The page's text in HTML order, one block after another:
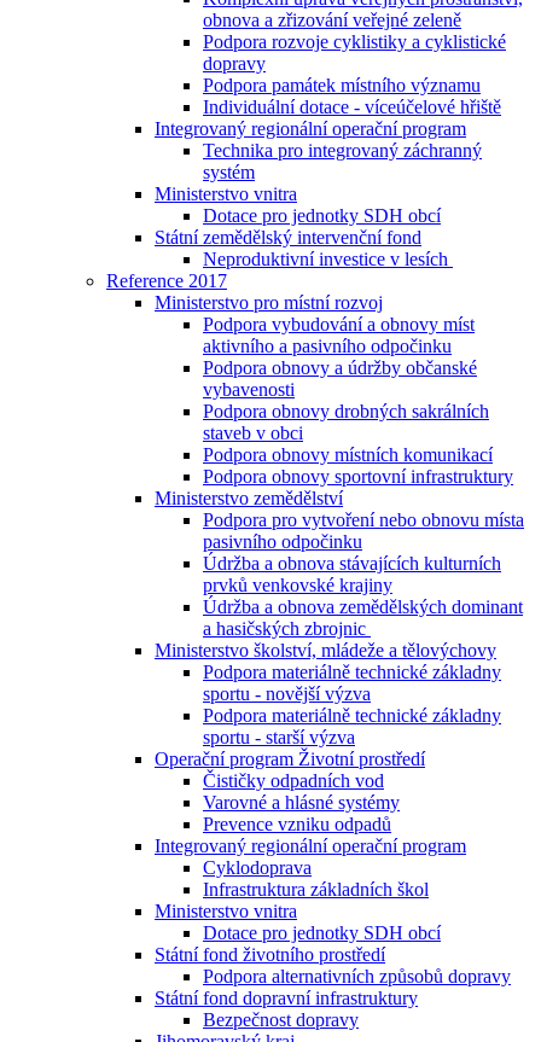
obnova a zřizování veřejné zeleně
Podpora rozvoje cyklistiky a cyklistické
dopravy
Podpora památek místního významu
Individuální dotace - víceúčelové hřiště
Integrovaný regionální operační program
Technika pro integrovaný záchranný
systém
Ministerstvo vnitra
Dotace pro jednotky SDH obcí
Státní zemědělský intervenční fond
Neproduktivní investice v lesích
Reference 2017
Ministerstvo pro místní rozvoj
Podpora vybudování a obnovy míst
aktivního a pasivního odpočinku
Podpora obnovy a údržby občanské
vybavenosti
Podpora obnovy drobných sakrálních
staveb v obci
Podpora obnovy místních komunikací
Podpora obnovy sportovní infrastruktury
Ministerstvo zemědělství
Podpora pro vytvoření nebo obnovu místa
pasivního odpočinku
Údržba a obnova stávajících kulturních
prvků venkovské krajiny
Údržba a obnova zemědělských dominant
a hasičských zbrojnic
Ministerstvo školství, mládeže a tělovýchovy
Podpora materiálně technické základny
sportu - novější výzva
Podpora materiálně technické základny
sportu - starší výzva
Operační program Životní prostředí
Čističky odpadních vod
Varovné a hlásné systémy
Prevence vzniku odpadů
Integrovaný regionální operační program
Cyklodoprava
Infrastruktura základních škol
Ministerstvo vnitra
Dotace pro jednotky SDH obcí
Státní fond životního prostředí
Podpora alternativních způsobů dopravy
Státní fond dopravní infrastruktury
Bezpečnost dopravy